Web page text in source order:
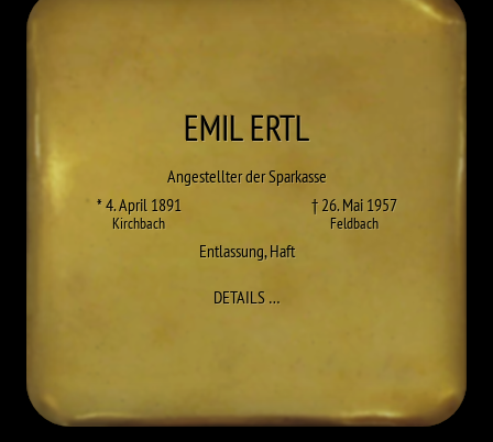
EMILERTL
Angestellter der Sparkasse
* 4. April 1891
Kirchbach
† 26. Mai 1957
Feldbach
Entlassung,Haft
DETAILS…ZU EMIL ERTL